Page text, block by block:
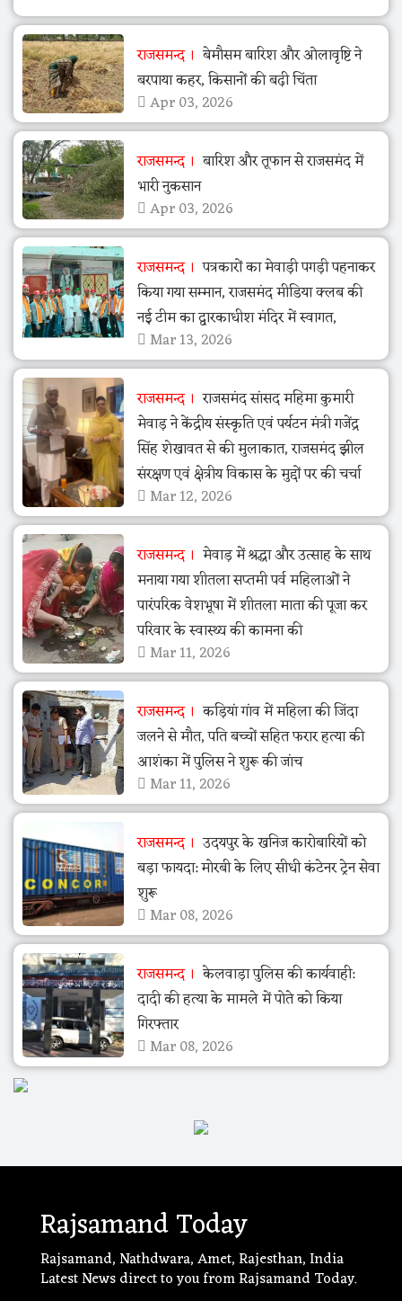
राजसमन्द
बेमौसम बारिश और ओलावृष्टि ने
बरपाया कहर, किसानों की बढ़ी चिंता
Apr 03, 2026
राजसमन्द
बारिश और तूफान से राजसमंद में
भारी नुकसान
Apr 03, 2026
राजसमन्द
पत्रकारों का मेवाड़ी पगड़ी पहनाकर
किया गया सम्मान, राजसमंद मीडिया क्लब की
नई टीम का द्वारकाधीश मंदिर में स्वागत,
Mar 13, 2026
राजसमन्द
राजसमंद सांसद महिमा कुमारी
मेवाड़ ने केंद्रीय संस्कृति एवं पर्यटन मंत्री गजेंद्र
सिंह शेखावत से की मुलाकात, राजसमंद झील
संरक्षण एवं क्षेत्रीय विकास के मुद्दों पर की चर्चा
Mar 12, 2026
राजसमन्द
मेवाड़ में श्रद्धा और उत्साह के साथ
मनाया गया शीतला सप्तमी पर्व महिलाओं ने
पारंपरिक वेशभूषा में शीतला माता की पूजा कर
परिवार के स्वास्थ्य की कामना की
Mar 11, 2026
राजसमन्द
कड़ियां गांव में महिला की जिंदा
जलने से मौत, पति बच्चों सहित फरार हत्या की
आशंका में पुलिस ने शुरू की जांच
Mar 11, 2026
राजसमन्द
उदयपुर के खनिज कारोबारियों को
बड़ा फायदा: मोरबी के लिए सीधी कंटेनर ट्रेन सेवा
शुरू
Mar 08, 2026
राजसमन्द
केलवाड़ा पुलिस की कार्यवाही:
दादी की हत्या के मामले में पोते को किया
गिरफ्तार
Mar 08, 2026
Rajsamand Today
Rajsamand, Nathdwara, Amet, Rajesthan, India
Latest News direct to you from Rajsamand Today.